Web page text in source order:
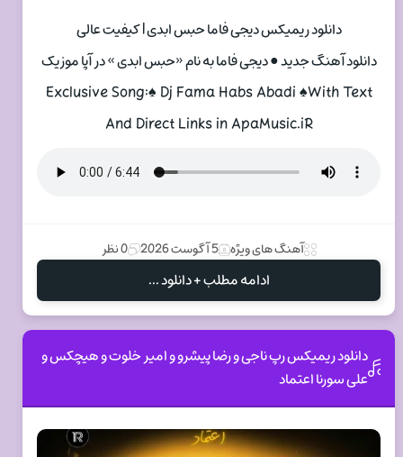
دانلود ریمیکس دیجی فاما حبس ابدی | کیفیت عالی
دانلود آهنگ جدید ● دیجی فاما به نام «حبس ابدی » در آپا موزیک
Exclusive Song:♠ Dj Fama Habs Abadi ♠With Text
And Direct Links in ApaMusic.iR
آهنگ های ویژه 5 آگوست 2026 0 نظر
ادامه مطلب + دانلود ...
دانلود ریمیکس رپ ناجی و رضا پیشرو و امیر خلوت و هیچکس و
علی سورنا اعتماد